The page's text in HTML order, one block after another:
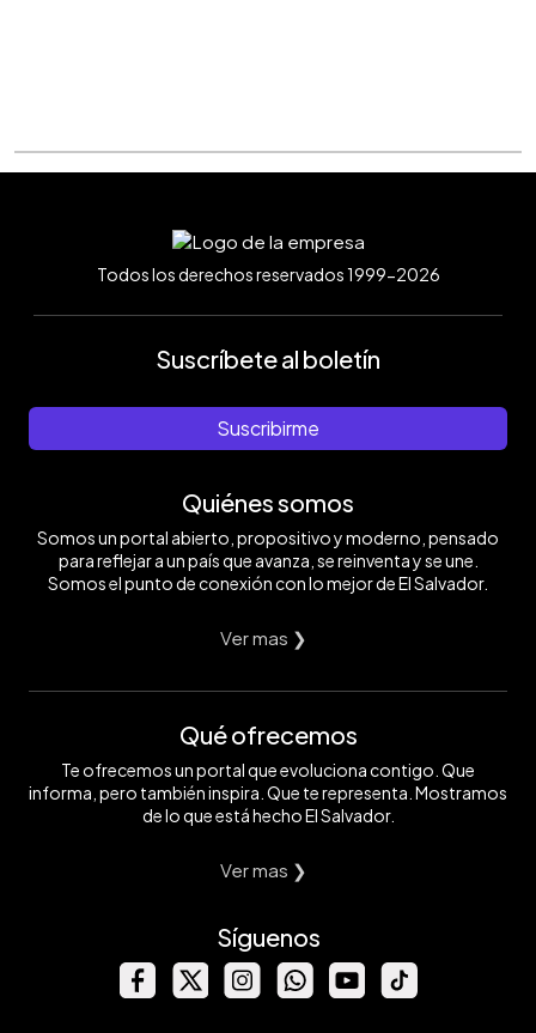
Todos los derechos reservados 1999-2026
Suscríbete al boletín
Suscribirme
Quiénes somos
Somos un portal abierto, propositivo y moderno, pensado
para reflejar a un país que avanza, se reinventa y se une.
Somos el punto de conexión con lo mejor de El Salvador.
Ver mas ❯
Qué ofrecemos
Te ofrecemos un portal que evoluciona contigo. Que
informa, pero también inspira. Que te representa. Mostramos
de lo que está hecho El Salvador.
Ver mas ❯
Síguenos